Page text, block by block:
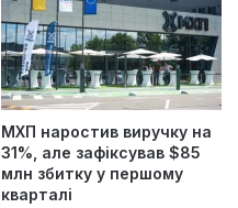
МХП наростив виручку на
31%, але зафіксував $85
млн збитку у першому
кварталі